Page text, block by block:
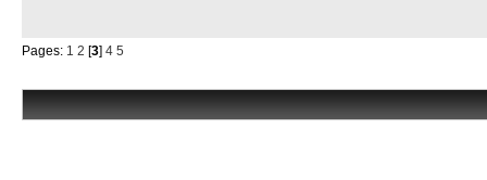
Pages: 1 2 [3] 4 5